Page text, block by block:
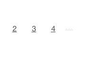
sivu
Sivu
2 Sivu
3 Sivu
4 …